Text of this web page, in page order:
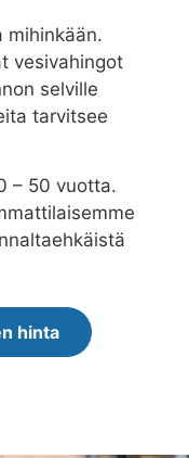
mihinkään.
vesivahingot
selville
tarvitsee
– 50 vuotta.
hinta